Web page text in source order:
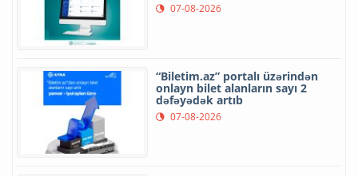
07-08-2026
“Biletim.az” portalı üzərindən
onlayn bilet alanların sayı 2
dəfəyədək artıb
07-08-2026